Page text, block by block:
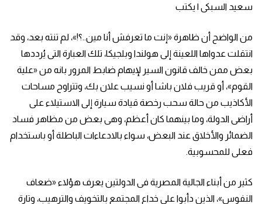
سعيد السبكى | يكتب
من الواضح أن ظاهرة «إنت ما تعرفش أنا مين..؟!»، لم تنته بعد، وقد
انتقلت عدواها اللعينة إلى هولندا وبلجيكا، تلك العبارة التى يُرددها
بعض ممن خالف قانون السير لإيهام ضابط المرور بانه من «علية
القوم»، أو قريب فلان باشا أو نسيب علان بك، وتتراوح مساحات
الأكاذيب من حالة سحب رخصة قيادة سيارة إلى الاستيلاء على
أراضى الدولة، وما بينهما كان أعظم، وهى بعض من مظاهر فساد
الضمائر والأخلاق عند البعض، سواء بالادعاءات الباطلة أو باستخدام
فعلى للمحسوبية.
كثير من أبناء الجالية المصرية فى الدولتين يعرف هؤلاء «ضعاف
النفوس»، الذين دأبوا على خداع المجتمع بالتخويف والترهيب، وتارة